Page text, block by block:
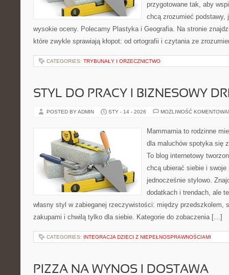
przygotowane tak, aby
chcą zrozumieć podstawy,
wysokie oceny. Polecamy Plastyka i Geografia. Na stronie
które zwykle sprawiają kłopot: od ortografii i czytania ze
CATEGORIES: TRYBUNAŁY I ORZECZNICTWO
STYL DO PRACY I BIZNESOWY
POSTED BY ADMIN STY - 14 - 2026 MOŻLIWOŚĆ
Mammamia to rodzinne
dla maluchów spotyka się
To blog internetowy
chcą ubierać siebie i
jednocześnie stylowo.
dodatkach i trendach, ale
własny styl w zabieganej rzeczywistości: między przedszkolem,
zakupami i chwilą tylko dla siebie. Kategorie do zobaczenia […]
CATEGORIES: INTEGRACJA DZIECI Z NIEPEŁNOSPRAWNOŚCIAMI
PIZZA NA WYNOS I DOSTAWA